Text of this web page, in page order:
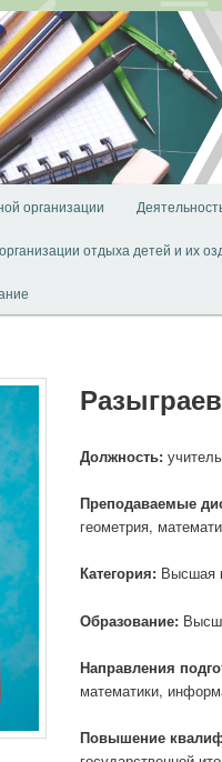
организации
отдыха детей и их
Должность: учитель
Преподаваемые
геометрия,
Категория: Высшая
Образование:
Направления
математики,
Повышение